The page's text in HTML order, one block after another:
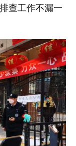
查工作不漏一